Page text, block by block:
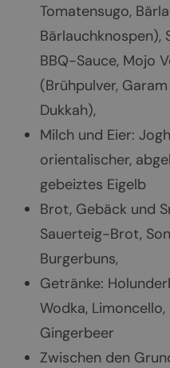
Tomatensugo,
Bärlauchknospen),
BBQ-Sauce, Mojo
(Brühpulver,
Dukkah),
Milch und Eier:
orientalischer,
gebeiztes Eigelb
Brot, Gebäck und
Sauerteig-Brot,
Burgerbuns,
Getränke:
Wodka,
Gingerbeer
Zwischen den